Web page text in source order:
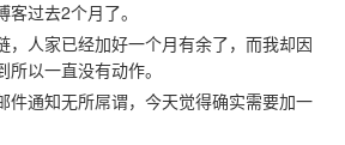
过去2个月了。
，人家已经加好一个月有余了，而我却因
以一直没有动作。
件通知无所屌谓，今天觉得确实需要加一